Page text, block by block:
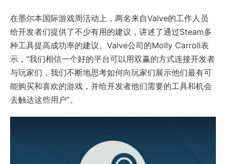
在墨尔本国际游戏周活动上，两名来自Valve的工作人员
给开发者们提供了不少有用的建议，讲述了通过Steam多
种工具提高成功率的建议。Valve公司的Molly Carroll表
示，“我们相信一个好的平台可以用双赢的方式连接开发者
与玩家们，我们不断地思考如何向玩家们展示他们最有可
能购买和喜欢的游戏，并给开发者他们需要的工具和机会
去触达这些用户”。